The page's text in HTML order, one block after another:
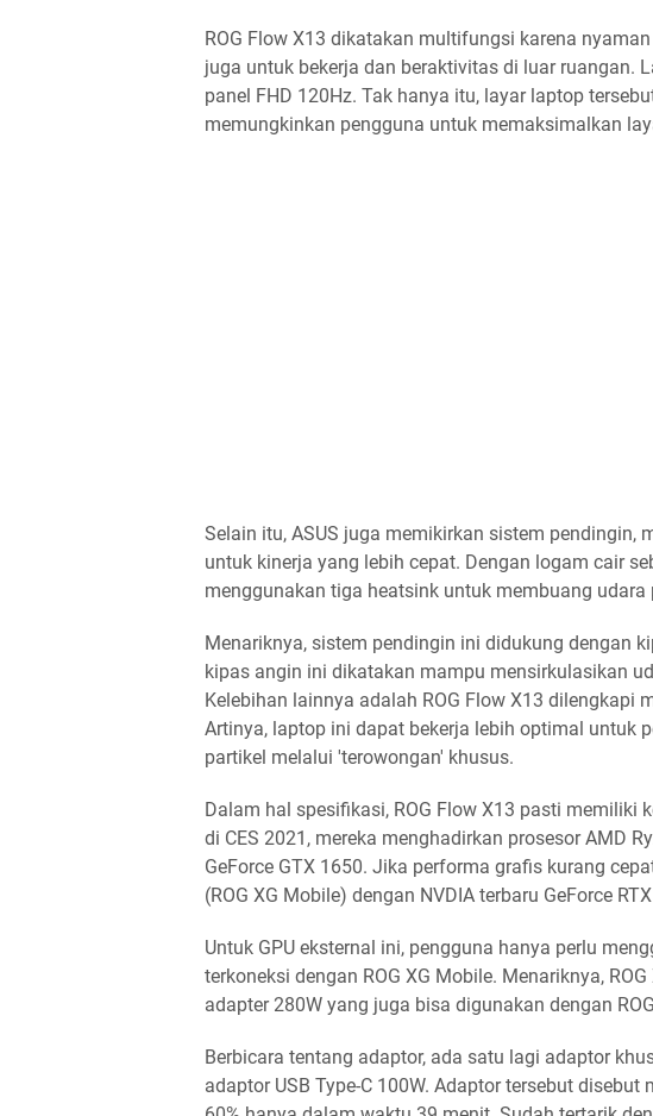
ROG Flow X13 dikatakan multifungsi karena
juga untuk bekerja dan beraktivitas di luar ruangan.
panel FHD 120Hz. Tak hanya itu, layar laptop
memungkinkan pengguna untuk memaksimalkan
Selain itu, ASUS juga memikirkan sistem pendingin,
untuk kinerja yang lebih cepat. Dengan logam cair
menggunakan tiga heatsink untuk membuang udara
Menariknya, sistem pendingin ini didukung dengan
kipas angin ini dikatakan mampu mensirkulasikan
Kelebihan lainnya adalah ROG Flow X13 dilengkapi
Artinya, laptop ini dapat bekerja lebih optimal untuk
partikel melalui 'terowongan' khusus.
Dalam hal spesifikasi, ROG Flow X13 pasti memiliki
di CES 2021, mereka menghadirkan prosesor AMD
GeForce GTX 1650. Jika performa grafis kurang
(ROG XG Mobile) dengan NVDIA terbaru GeForce
Untuk GPU eksternal ini, pengguna hanya perlu
terkoneksi dengan ROG XG Mobile. Menariknya,
adapter 280W yang juga bisa digunakan dengan
Berbicara tentang adaptor, ada satu lagi adaptor
adaptor USB Type-C 100W. Adaptor tersebut